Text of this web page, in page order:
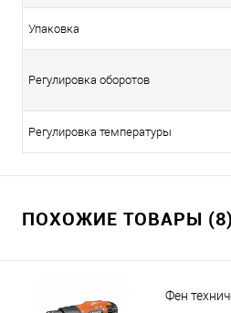
Упаковка
Регулировка оборотов
Регулировка температуры
ПОХОЖИЕ ТОВАРЫ (8)
Фен